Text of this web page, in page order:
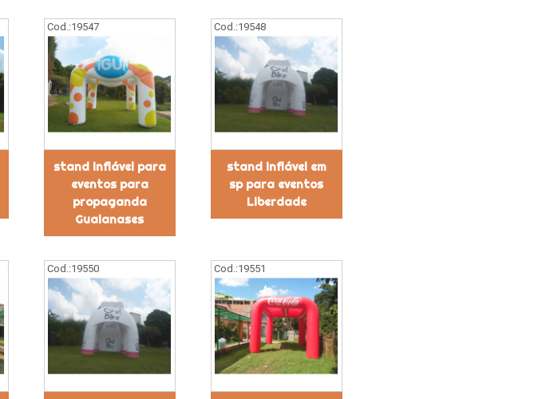
Cod.:19547
stand inflável para
eventos para
propaganda
Guaianases
Cod.:19548
stand inflável em
sp para eventos
Liberdade
Cod.:19550 Cod.:19551